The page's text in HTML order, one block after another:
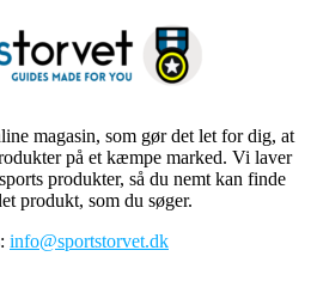
magasin, som gør det let for dig, at
på et kæmpe marked. Vi laver
produkter, så du nemt kan finde
produkt, som du søger.
info@sportstorvet.dk